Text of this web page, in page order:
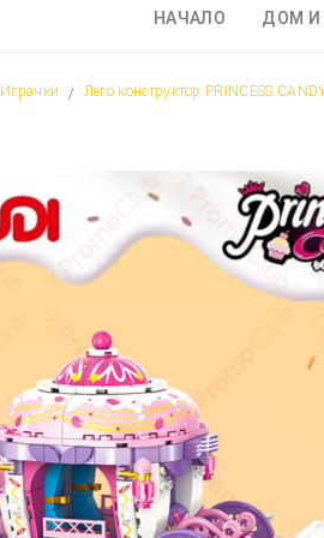
НАЧАЛО ДОМ И
Играчки Лего конструктор PRINCESS